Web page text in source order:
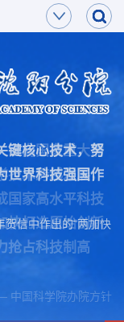
面向国家重大需
技术跨越发展，
国家高水平科技
快打造原始创新
抢占科技制高
国科学院办院方针
键核心技术，努
世界科技强国作
信中作出的“两加快